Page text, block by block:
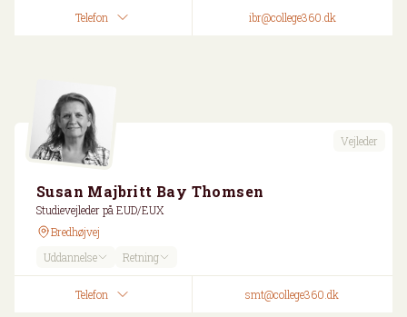
Telefon ibr@college360.dk
Vejleder
Susan Majbritt Bay Thomsen
Studievejleder på EUD/EUX
Bredhøjvej
Uddannelse
Retning
Telefon smt@college360.dk